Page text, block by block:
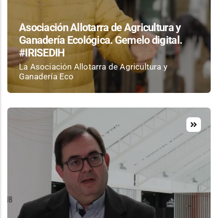
Asociación Allotarra de Agricultura y
Ganadería Ecológica. Gemelo digital.
#IRISEDIH
La Asociación Allotarra de Agricultura y
Ganadería Eco